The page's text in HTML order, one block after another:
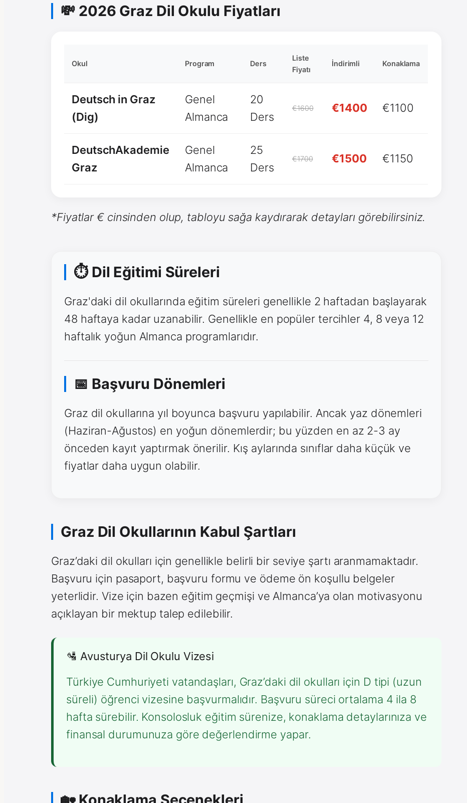
💸 2026 Graz Dil Okulu Fiyatları
Okul Program Ders
Liste
Fiyatı
İndirimli Konaklama
Deutsch in Graz
(Dig)
Genel
Almanca
20
Ders
€1600 €1400 €1100
DeutschAkademie
Graz
Genel
Almanca
25
Ders
€1700 €1500 €1150
*Fiyatlar € cinsinden olup, tabloyu sağa kaydırarak detayları görebilirsiniz.
⏱ Dil Eğitimi Süreleri
Graz'daki dil okullarında eğitim süreleri genellikle 2 haftadan başlayarak
48 haftaya kadar uzanabilir. Genellikle en popüler tercihler 4, 8 veya 12
haftalık yoğun Almanca programlarıdır.
📅 Başvuru Dönemleri
Graz dil okullarına yıl boyunca başvuru yapılabilir. Ancak yaz dönemleri
(Haziran-Ağustos) en yoğun dönemlerdir; bu yüzden en az 2-3 ay
önceden kayıt yaptırmak önerilir. Kış aylarında sınıflar daha küçük ve
fiyatlar daha uygun olabilir.
Graz Dil Okullarının Kabul Şartları
Graz’daki dil okulları için genellikle belirli bir seviye şartı aranmamaktadır.
Başvuru için pasaport, başvuru formu ve ödeme ön koşullu belgeler
yeterlidir. Vize için bazen eğitim geçmişi ve Almanca’ya olan motivasyonu
açıklayan bir mektup talep edilebilir.
🛂 Avusturya Dil Okulu Vizesi
Türkiye Cumhuriyeti vatandaşları, Graz’daki dil okulları için D tipi (uzun
süreli) öğrenci vizesine başvurmalıdır. Başvuru süreci ortalama 4 ila 8
hafta sürebilir. Konsolosluk eğitim sürenize, konaklama detaylarınıza ve
finansal durumunuza göre değerlendirme yapar.